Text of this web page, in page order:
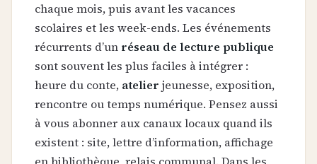
chaque mois, puis avant les vacances
scolaires et les week-ends. Les événements
récurrents d’un réseau de lecture publique
sont souvent les plus faciles à intégrer :
heure du conte, atelier jeunesse, exposition,
rencontre ou temps numérique. Pensez aussi
à vous abonner aux canaux locaux quand ils
existent : site, lettre d’information, affichage